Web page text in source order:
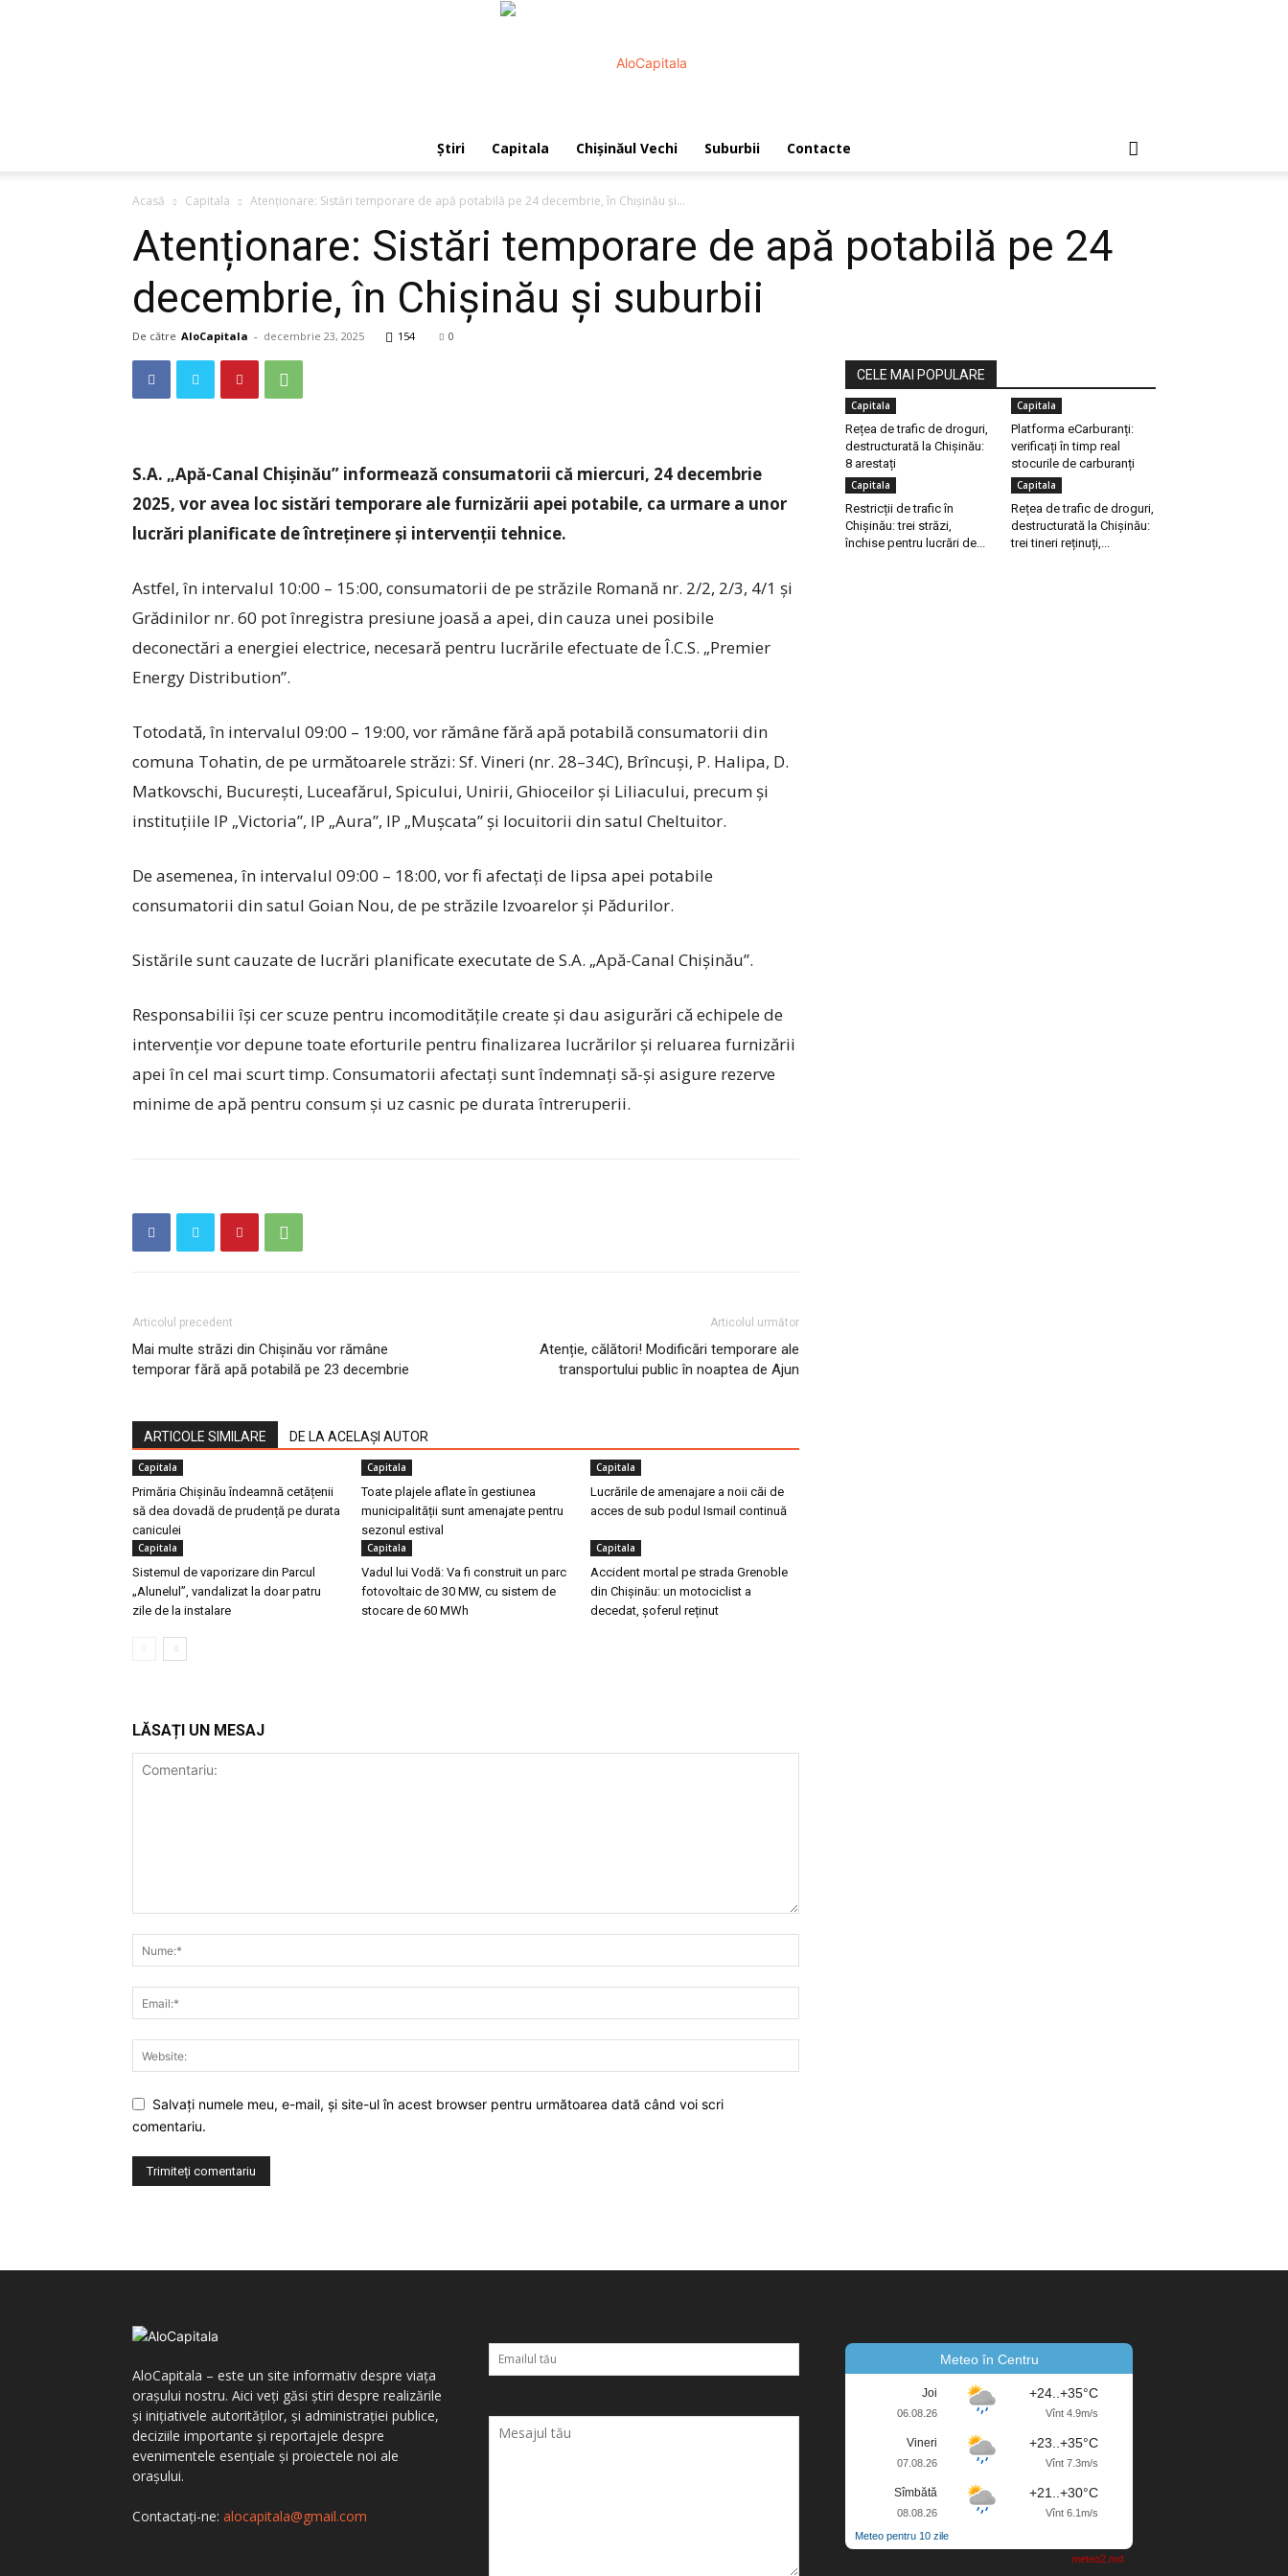
Știri Capitala Chișinăul Vechi Suburbii Contacte
Acasă Capitala Atenționare: Sistări temporare de apă potabilă pe 24 decembrie, în Chișinău și...
Atenționare: Sistări temporare de apă potabilă pe 24
decembrie, în Chișinău și suburbii
De către AloCapitala - decembrie 23, 2025 154 0
S.A. „Apă-Canal Chișinău” informează consumatorii că miercuri, 24 decembrie
2025, vor avea loc sistări temporare ale furnizării apei potabile, ca urmare a unor
lucrări planificate de întreținere și intervenții tehnice.
Astfel, în intervalul 10:00 – 15:00, consumatorii de pe străzile Romană nr. 2/2, 2/3, 4/1 și
Grădinilor nr. 60 pot înregistra presiune joasă a apei, din cauza unei posibile
deconectări a energiei electrice, necesară pentru lucrările efectuate de Î.C.S. „Premier
Energy Distribution”.
Totodată, în intervalul 09:00 – 19:00, vor rămâne fără apă potabilă consumatorii din
comuna Tohatin, de pe următoarele străzi: Sf. Vineri (nr. 28–34C), Brîncuși, P. Halipa, D.
Matkovschi, București, Luceafărul, Spicului, Unirii, Ghioceilor și Liliacului, precum și
instituțiile IP „Victoria”, IP „Aura”, IP „Mușcata” și locuitorii din satul Cheltuitor.
De asemenea, în intervalul 09:00 – 18:00, vor fi afectați de lipsa apei potabile
consumatorii din satul Goian Nou, de pe străzile Izvoarelor și Pădurilor.
Sistările sunt cauzate de lucrări planificate executate de S.A. „Apă-Canal Chișinău”.
Responsabilii își cer scuze pentru incomoditățile create și dau asigurări că echipele de
intervenție vor depune toate eforturile pentru finalizarea lucrărilor și reluarea furnizării
apei în cel mai scurt timp. Consumatorii afectați sunt îndemnați să-și asigure rezerve
minime de apă pentru consum și uz casnic pe durata întreruperii.
Articolul precedent
Mai multe străzi din Chișinău vor rămâne
temporar fără apă potabilă pe 23 decembrie
Articolul următor
Atenție, călători! Modificări temporare ale
transportului public în noaptea de Ajun
ARTICOLE SIMILARE DE LA ACELAȘI AUTOR
Capitala
Primăria Chișinău îndeamnă cetățenii
să dea dovadă de prudență pe durata
caniculei
Capitala
Toate plajele aflate în gestiunea
municipalității sunt amenajate pentru
sezonul estival
Capitala
Lucrările de amenajare a noii căi de
acces de sub podul Ismail continuă
Capitala
Sistemul de vaporizare din Parcul
„Alunelul”, vandalizat la doar patru
zile de la instalare
Capitala
Vadul lui Vodă: Va fi construit un parc
fotovoltaic de 30 MW, cu sistem de
stocare de 60 MWh
Capitala
Accident mortal pe strada Grenoble
din Chișinău: un motociclist a
decedat, șoferul reținut
LĂSAȚI UN MESAJ
Salvaţi numele meu, e-mail, şi site-ul în acest browser pentru următoarea dată când voi scri
comentariu.
CELE MAI POPULARE
Capitala
Rețea de trafic de droguri,
destructurată la Chișinău:
8 arestați
Capitala
Platforma eCarburanți:
verificați în timp real
stocurile de carburanți
Capitala
Restricții de trafic în
Chișinău: trei străzi,
închise pentru lucrări de...
Capitala
Rețea de trafic de droguri,
destructurată la Chișinău:
trei tineri reținuți,...
AloCapitala – este un site informativ despre viața
orașului nostru. Aici veți găsi știri despre realizările
și inițiativele autorităților, și administrației publice,
deciziile importante și reportajele despre
evenimentele esențiale și proiectele noi ale
orașului.
Contactați-ne: alocapitala@gmail.com
Meteo în Centru
Joi
06.08.26
+24..+35°C
Vînt 4.9m/s
Vineri
07.08.26
+23..+35°C
Vînt 7.3m/s
Sîmbătă
08.08.26
+21..+30°C
Vînt 6.1m/s
Meteo pentru 10 zile
meteo2.md